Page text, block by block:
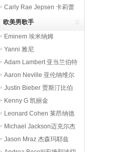
Carly Rae Jepsen 卡莉蕾
欧美男歌手
Eminem 埃米纳姆
Yanni 雅尼
Adam Lambert 亚当兰伯特
Aaron Neville 亚伦纳维尔
Justin Bieber 贾斯汀比伯
Kenny G 凯丽金
Leonard Cohen 莱昂纳德
科恩
Michael Jackson迈克尔杰
克逊
Jason Mraz 杰森玛耶兹